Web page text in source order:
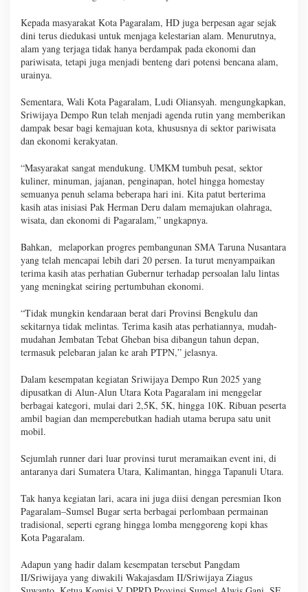
Kepada masyarakat Kota Pagaralam, HD juga berpesan agar sejak
dini terus diedukasi untuk menjaga kelestarian alam. Menurutnya,
alam yang terjaga tidak hanya berdampak pada ekonomi dan
pariwisata, tetapi juga menjadi benteng dari potensi bencana alam,
urainya.
Sementara, Wali Kota Pagaralam, Ludi Oliansyah. mengungkapkan,
Sriwijaya Dempo Run telah menjadi agenda rutin yang memberikan
dampak besar bagi kemajuan kota, khususnya di sektor pariwisata
dan ekonomi kerakyatan.
“Masyarakat sangat mendukung. UMKM tumbuh pesat, sektor
kuliner, minuman, jajanan, penginapan, hotel hingga homestay
semuanya penuh selama beberapa hari ini. Kita patut berterima
kasih atas inisiasi Pak Herman Deru dalam memajukan olahraga,
wisata, dan ekonomi di Pagaralam,” ungkapnya.
Bahkan, melaporkan progres pembangunan SMA Taruna Nusantara
yang telah mencapai lebih dari 20 persen. Ia turut menyampaikan
terima kasih atas perhatian Gubernur terhadap persoalan lalu lintas
yang meningkat seiring pertumbuhan ekonomi.
“Tidak mungkin kendaraan berat dari Provinsi Bengkulu dan
sekitarnya tidak melintas. Terima kasih atas perhatiannya, mudah-
mudahan Jembatan Tebat Gheban bisa dibangun tahun depan,
termasuk pelebaran jalan ke arah PTPN,” jelasnya.
Dalam kesempatan kegiatan Sriwijaya Dempo Run 2025 yang
dipusatkan di Alun-Alun Utara Kota Pagaralam ini menggelar
berbagai kategori, mulai dari 2,5K, 5K, hingga 10K. Ribuan peserta
ambil bagian dan memperebutkan hadiah utama berupa satu unit
mobil.
Sejumlah runner dari luar provinsi turut meramaikan event ini, di
antaranya dari Sumatera Utara, Kalimantan, hingga Tapanuli Utara.
Tak hanya kegiatan lari, acara ini juga diisi dengan peresmian Ikon
Pagaralam–Sumsel Bugar serta berbagai perlombaan permainan
tradisional, seperti egrang hingga lomba menggoreng kopi khas
Kota Pagaralam.
Adapun yang hadir dalam kesempatan tersebut Pangdam
II/Sriwijaya yang diwakili Wakajasdam II/Sriwijaya Ziagus